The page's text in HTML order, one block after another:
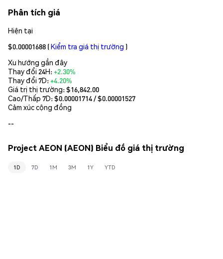
Phân tích giá
Hiện tại
$0.00001688 (Kiểm tra giá thị trường )
Xu hướng gần đây
Thay đổi 24H:+2.30%
Thay đổi 7D:+4.20%
Giá trị thị trường:$16,842.00
Cao/Thấp 7D: $0.00001714/ $0.00001527
Cảm xúc cộng đồng
--
Project AEON (AEON) Biểu đồ giá thị trường
1D 7D 1M 3M 1Y YTD